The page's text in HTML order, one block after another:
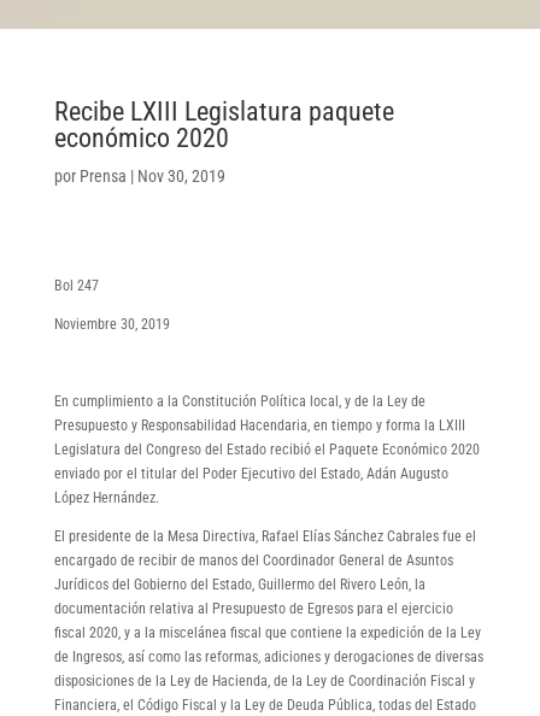
Recibe LXIII Legislatura paquete
económico 2020
por Prensa | Nov 30, 2019
Bol 247
Noviembre 30, 2019
En cumplimiento a la Constitución Política local, y de la Ley de
Presupuesto y Responsabilidad Hacendaria, en tiempo y forma la LXIII
Legislatura del Congreso del Estado recibió el Paquete Económico 2020
enviado por el titular del Poder Ejecutivo del Estado, Adán Augusto
López Hernández.
El presidente de la Mesa Directiva, Rafael Elías Sánchez Cabrales fue el
encargado de recibir de manos del Coordinador General de Asuntos
Jurídicos del Gobierno del Estado, Guillermo del Rivero León, la
documentación relativa al Presupuesto de Egresos para el ejercicio
fiscal 2020, y a la miscelánea fiscal que contiene la expedición de la Ley
de Ingresos, así como las reformas, adiciones y derogaciones de diversas
disposiciones de la Ley de Hacienda, de la Ley de Coordinación Fiscal y
Financiera, el Código Fiscal y la Ley de Deuda Pública, todas del Estado